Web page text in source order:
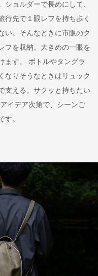
ショルダーで長めにして、
行先で１眼レフを持ち歩く
い。そんなときに市販のク
フを収納。大きめの一眼を
ます。 ボトルやタングラ
なりそうなときはリュック
支える。サクッと持ちたい
イデア次第で、シーンご
す。